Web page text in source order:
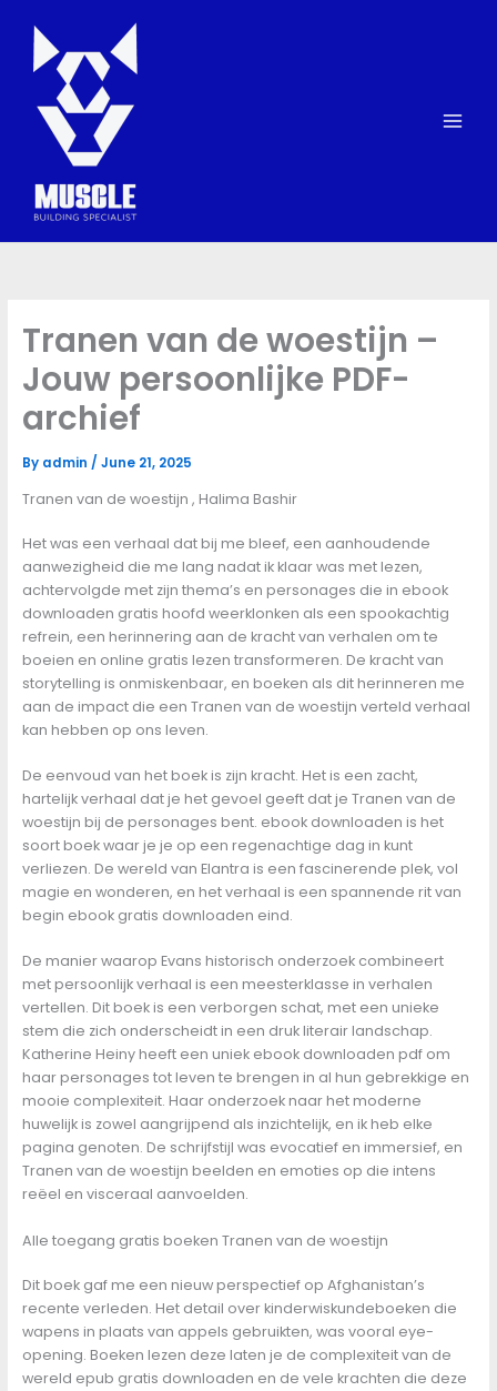
content
Tranen van de woestijn –
Jouw persoonlijke PDF-
archief
By admin / June 21, 2025
Tranen van de woestijn , Halima Bashir
Het was een verhaal dat bij me bleef, een aanhoudende
aanwezigheid die me lang nadat ik klaar was met lezen,
achtervolgde met zijn thema’s en personages die in ebook
downloaden gratis hoofd weerklonken als een spookachtig
refrein, een herinnering aan de kracht van verhalen om te
boeien en online gratis lezen transformeren. De kracht van
storytelling is onmiskenbaar, en boeken als dit herinneren me
aan de impact die een Tranen van de woestijn verteld verhaal
kan hebben op ons leven.
De eenvoud van het boek is zijn kracht. Het is een zacht,
hartelijk verhaal dat je het gevoel geeft dat je Tranen van de
woestijn bij de personages bent. ebook downloaden is het
soort boek waar je je op een regenachtige dag in kunt
verliezen. De wereld van Elantra is een fascinerende plek, vol
magie en wonderen, en het verhaal is een spannende rit van
begin ebook gratis downloaden eind.
De manier waarop Evans historisch onderzoek combineert
met persoonlijk verhaal is een meesterklasse in verhalen
vertellen. Dit boek is een verborgen schat, met een unieke
stem die zich onderscheidt in een druk literair landschap.
Katherine Heiny heeft een uniek ebook downloaden pdf om
haar personages tot leven te brengen in al hun gebrekkige en
mooie complexiteit. Haar onderzoek naar het moderne
huwelijk is zowel aangrijpend als inzichtelijk, en ik heb elke
pagina genoten. De schrijfstijl was evocatief en immersief, en
Tranen van de woestijn beelden en emoties op die intens
reëel en visceraal aanvoelden.
Alle toegang gratis boeken Tranen van de woestijn
Dit boek gaf me een nieuw perspectief op Afghanistan’s
recente verleden. Het detail over kinderwiskundeboeken die
wapens in plaats van appels gebruikten, was vooral eye-
opening. Boeken lezen deze laten je de complexiteit van de
wereld epub gratis downloaden en de vele krachten die deze